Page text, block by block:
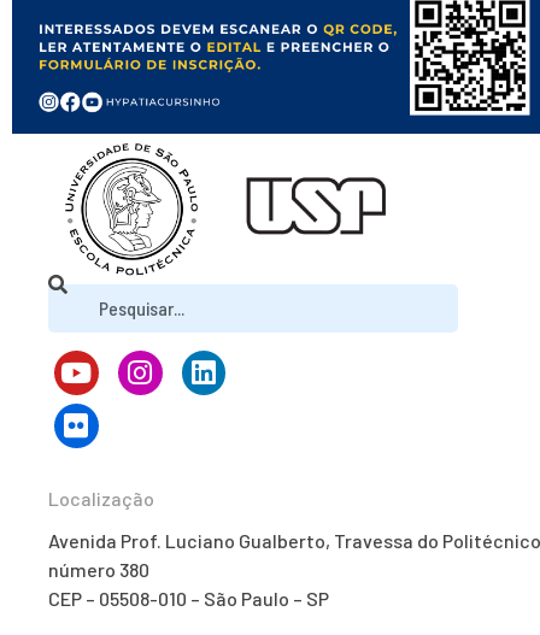
Localização
Avenida Prof. Luciano Gualberto, Travessa do
número 380
CEP – 05508-010 – São Paulo – SP